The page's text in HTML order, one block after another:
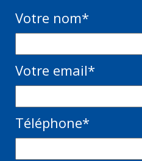
Votre nom*
Votre email*
Téléphone*